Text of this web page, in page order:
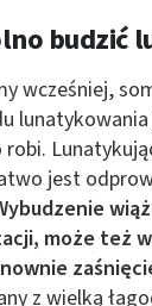
budzić
wcześniej,
jest
może też
z wielką